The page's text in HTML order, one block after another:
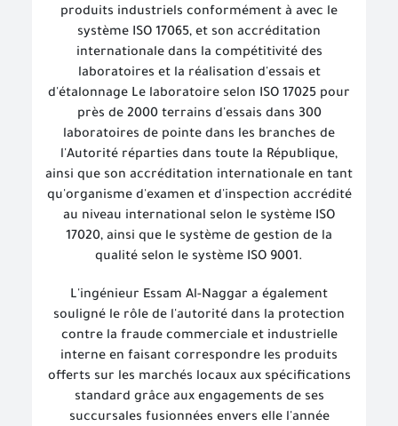
produits industriels conformément à avec le
système ISO 17065, et son accréditation
internationale dans la compétitivité des
laboratoires et la réalisation d'essais et
d'étalonnage Le laboratoire selon ISO 17025 pour
près de 2000 terrains d'essais dans 300
laboratoires de pointe dans les branches de
l'Autorité réparties dans toute la République,
ainsi que son accréditation internationale en tant
qu'organisme d'examen et d'inspection accrédité
au niveau international selon le système ISO
17020, ainsi que le système de gestion de la
qualité selon le système ISO 9001.
L'ingénieur Essam Al-Naggar a également
souligné le rôle de l'autorité dans la protection
contre la fraude commerciale et industrielle
interne en faisant correspondre les produits
offerts sur les marchés locaux aux spécifications
standard grâce aux engagements de ses
succursales fusionnées envers elle l'année